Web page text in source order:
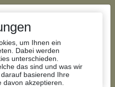
um Ihnen ein
Dabei werden
unterschieden.
das sind und was wir
basierend Ihre
akzeptieren.
Restaurierung